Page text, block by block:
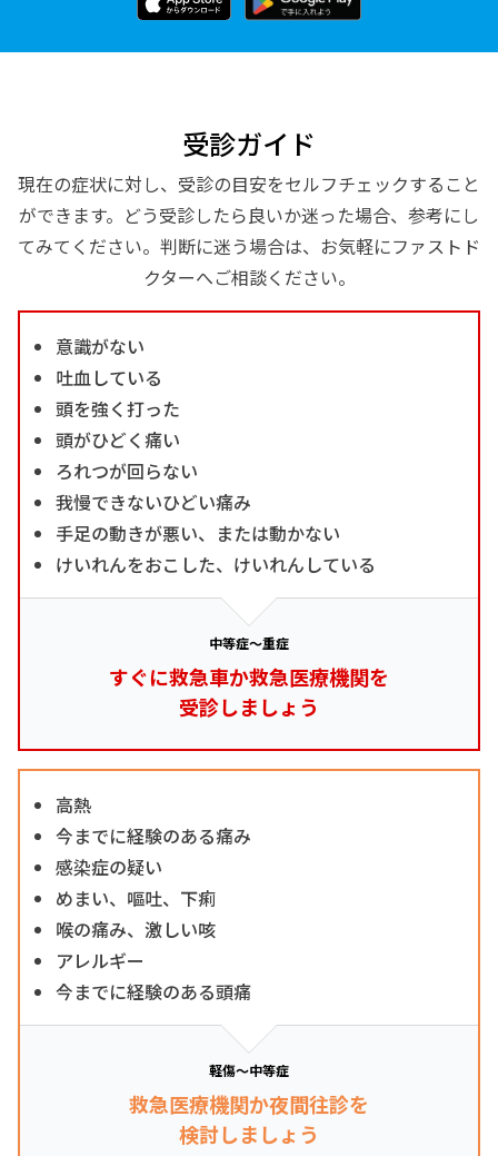
受診ガイド
現在の症状に対し、受診の目安をセルフチェックすること
ができます。どう受診したら良いか迷った場合、参考にし
てみてください。判断に迷う場合は、お気軽にファストド
クターへご相談ください。
意識がない
吐血している
頭を強く打った
頭がひどく痛い
ろれつが回らない
我慢できないひどい痛み
手足の動きが悪い、または動かない
けいれんをおこした、けいれんしている
中等症～重症
すぐに救急車か救急医療機関を
受診しましょう
高熱
今までに経験のある痛み
感染症の疑い
めまい、嘔吐、下痢
喉の痛み、激しい咳
アレルギー
今までに経験のある頭痛
軽傷～中等症
救急医療機関か夜間往診を
検討しましょう